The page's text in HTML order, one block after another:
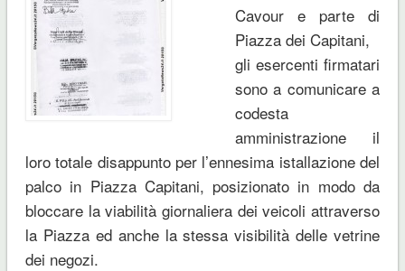
Cavour e parte di
Piazza dei Capitani,
gli esercenti firmatari
sono a comunicare a
codesta
amministrazione il
loro totale disappunto per l’ennesima istallazione del
palco in Piazza Capitani, posizionato in modo da
bloccare la viabilità giornaliera dei veicoli attraverso
la Piazza ed anche la stessa visibilità delle vetrine
dei negozi.